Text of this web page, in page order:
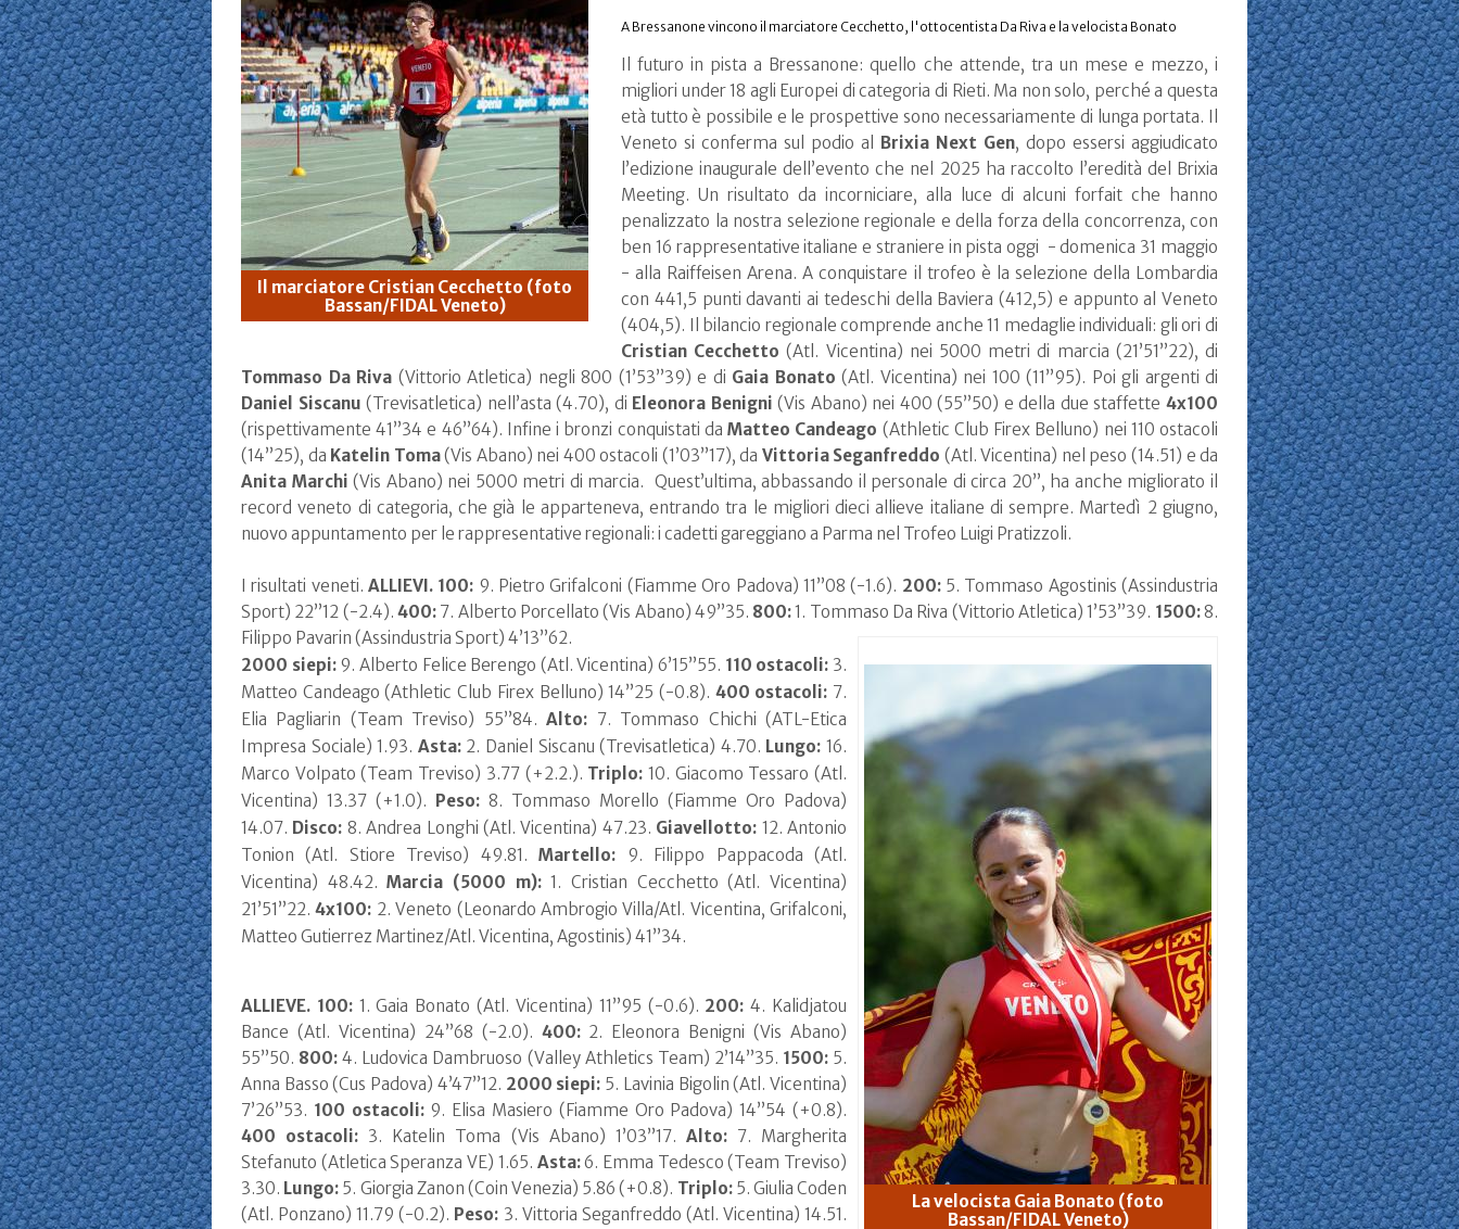
Il marciatore Cristian Cecchetto (foto
Bassan/FIDAL Veneto)
A Bressanone vincono il marciatore Cecchetto, l'ottocentista Da Riva e la velocista Bonato
Il futuro in pista a Bressanone: quello che attende, tra un mese e mezzo, i
migliori under 18 agli Europei di categoria di Rieti. Ma non solo, perché a questa
età tutto è possibile e le prospettive sono necessariamente di lunga portata. Il
Veneto si conferma sul podio al Brixia Next Gen, dopo essersi aggiudicato
l’edizione inaugurale dell’evento che nel 2025 ha raccolto l’eredità del Brixia
Meeting. Un risultato da incorniciare, alla luce di alcuni forfait che hanno
penalizzato la nostra selezione regionale e della forza della concorrenza, con
ben 16 rappresentative italiane e straniere in pista oggi - domenica 31 maggio
- alla Raiffeisen Arena. A conquistare il trofeo è la selezione della Lombardia
con 441,5 punti davanti ai tedeschi della Baviera (412,5) e appunto al Veneto
(404,5). Il bilancio regionale comprende anche 11 medaglie individuali: gli ori di
Cristian Cecchetto (Atl. Vicentina) nei 5000 metri di marcia (21’51”22), di
Tommaso Da Riva (Vittorio Atletica) negli 800 (1’53”39) e di Gaia Bonato (Atl. Vicentina) nei 100 (11”95). Poi gli argenti di
Daniel Siscanu (Trevisatletica) nell’asta (4.70), di Eleonora Benigni (Vis Abano) nei 400 (55”50) e della due staffette4x100
(rispettivamente 41”34 e 46”64). Infine i bronzi conquistati daMatteo Candeago (Athletic Club Firex Belluno) nei 110 ostacoli
(14”25), da Katelin Toma(Vis Abano) nei 400 ostacoli (1’03”17), da Vittoria Seganfreddo (Atl. Vicentina) nel peso (14.51) e da
Anita Marchi (Vis Abano) nei 5000 metri di marcia. Quest’ultima, abbassando il personale di circa 20”, ha anche migliorato il
record veneto di categoria, che già le apparteneva, entrando tra le migliori dieci allieve italiane di sempre. Martedì 2 giugno,
nuovo appuntamento per le rappresentative regionali: i cadetti gareggiano a Parma nel Trofeo Luigi Pratizzoli.
I risultati veneti.ALLIEVI. 100: 9. Pietro Grifalconi (Fiamme Oro Padova) 11”08 (-1.6). 200:5. Tommaso Agostinis (Assindustria
Sport) 22”12 (-2.4). 400:7. Alberto Porcellato (Vis Abano) 49”35. 800:1. Tommaso Da Riva (Vittorio Atletica) 1’53”39. 1500:8.
Filippo Pavarin (Assindustria Sport) 4’13”62.
La velocista Gaia Bonato (foto
Bassan/FIDAL Veneto)
2000 siepi:9. Alberto Felice Berengo (Atl. Vicentina) 6’15”55. 110 ostacoli: 3.
Matteo Candeago (Athletic Club Firex Belluno) 14”25 (-0.8). 400 ostacoli: 7.
Elia Pagliarin (Team Treviso) 55”84.Alto: 7. Tommaso Chichi (ATL-Etica
Impresa Sociale) 1.93. Asta:2. Daniel Siscanu (Trevisatletica) 4.70. Lungo: 16.
Marco Volpato (Team Treviso) 3.77 (+2.2.). Triplo: 10. Giacomo Tessaro (Atl.
Vicentina) 13.37 (+1.0). Peso: 8. Tommaso Morello (Fiamme Oro Padova)
14.07. Disco: 8. Andrea Longhi (Atl. Vicentina) 47.23. Giavellotto: 12. Antonio
Tonion (Atl. Stiore Treviso) 49.81.Martello: 9. Filippo Pappacoda (Atl.
Vicentina) 48.42.Marcia (5000 m):1. Cristian Cecchetto (Atl. Vicentina)
21’51”22.4x100: 2. Veneto (Leonardo Ambrogio Villa/Atl. Vicentina, Grifalconi,
Matteo Gutierrez Martinez/Atl. Vicentina, Agostinis) 41”34.
ALLIEVE. 100: 1. Gaia Bonato (Atl. Vicentina) 11”95 (-0.6). 200: 4. Kalidjatou
Bance (Atl. Vicentina) 24”68 (-2.0). 400:2. Eleonora Benigni (Vis Abano)
55”50. 800: 4. Ludovica Dambruoso (Valley Athletics Team) 2’14”35. 1500:5.
Anna Basso (Cus Padova) 4’47”12. 2000 siepi: 5. Lavinia Bigolin (Atl. Vicentina)
7’26”53. 100 ostacoli:9. Elisa Masiero (Fiamme Oro Padova) 14”54 (+0.8).
400 ostacoli: 3. Katelin Toma (Vis Abano) 1’03”17. Alto:7. Margherita
Stefanuto (Atletica Speranza VE) 1.65. Asta:6. Emma Tedesco (Team Treviso)
3.30. Lungo: 5. Giorgia Zanon (Coin Venezia) 5.86 (+0.8). Triplo:5. Giulia Coden
(Atl. Ponzano) 11.79 (-0.2). Peso: 3. Vittoria Seganfreddo (Atl. Vicentina) 14.51.